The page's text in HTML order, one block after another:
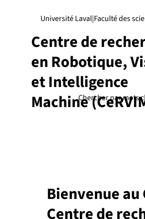
Centre de
en Robotique,
et Intelligence
Machine
|
Université Laval Faculté des
Bienvenue au
Centre de